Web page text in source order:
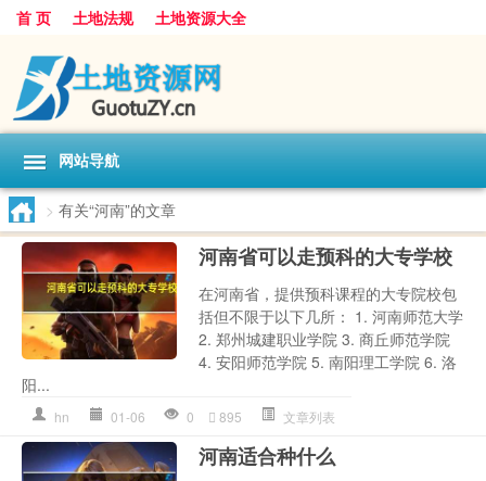
首 页 土地法规 土地资源大全
网站导航
> 有关“河南”的文章
河南省可以走预科的大专学校
在河南省，提供预科课程的大专院校包
括但不限于以下几所： 1. 河南师范大学
2. 郑州城建职业学院 3. 商丘师范学院
4. 安阳师范学院 5. 南阳理工学院 6. 洛
阳...
hn 01-06 0 895 文章列表
河南适合种什么